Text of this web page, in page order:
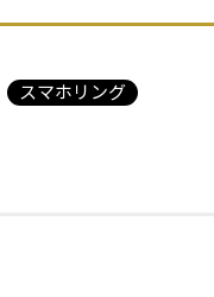
スマホリング